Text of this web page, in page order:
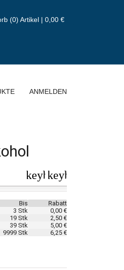
(0) Artikel | 0,00 €
ANMELDEN
Bis
Rabatt
3 Stk
0,00 €
19 Stk
2,50 €
39 Stk
5,00 €
9999 Stk 6,25 €